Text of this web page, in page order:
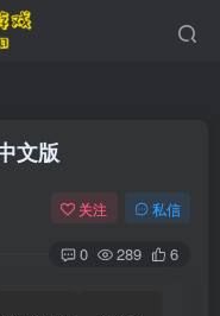
文版
关注 私信
0 289 6